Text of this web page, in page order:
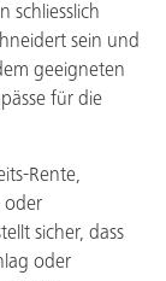
schliesslich
sein und
geeigneten
für die
Rente,
oder
sicher, dass
oder